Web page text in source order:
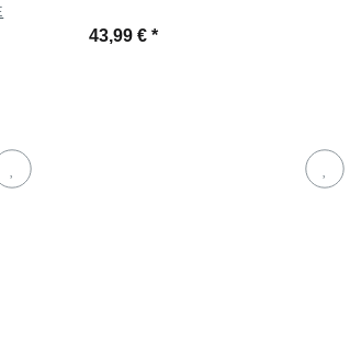
43,99 € *